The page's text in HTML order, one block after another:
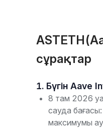
сұрақтар
1. Бүгін
8 там 2026
сауда
максимумы